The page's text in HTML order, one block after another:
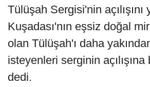
Tülüşah Sergisi'nin açılışını
Kuşadası'nın eşsiz doğal
olan Tülüşah'ı daha
isteyenleri serginin
dedi.